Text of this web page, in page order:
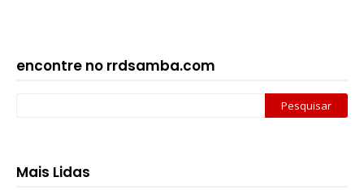
encontre no rrdsamba.com
Mais Lidas